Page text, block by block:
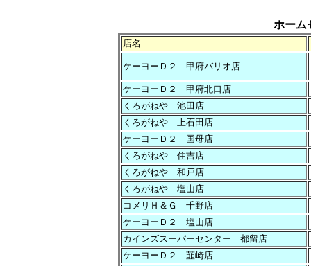
ホーム
店名
ケーヨーＤ２ 甲府バリオ店
ケーヨーＤ２ 甲府北口店
くろがねや 池田店
くろがねや 上石田店
ケーヨーＤ２ 国母店
くろがねや 住吉店
くろがねや 和戸店
くろがねや 塩山店
コメリＨ＆Ｇ 千野店
ケーヨーＤ２ 塩山店
カインズスーパーセンター 都留店
ケーヨーＤ２ 韮崎店